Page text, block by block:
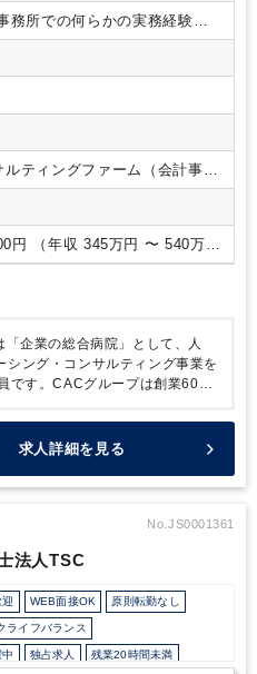
（弥生会計）への仕訳入力及
務申告書作成、各申告業務
（税務相談・節税対策のご提
れることからスタート。係長
として徐々に既存取引先の顧
、一般社員からの書類チェッ
・当法人は中小企業を中心に
多種多様な業種、個人・法人
1～2億円規模のクライアント
ほどのお客様もいらっしゃい
たい方やこれまでのご経験を
すめの求人です。
制度仕事に対しての頑張りや
を会社に伝えられる制度。あ
◆社内提案制度「新サービ
奨」として成績優秀者を表
議CACの未来について部
す。ここから誕生した社内制
務所での何らかの実務経験を
対応をされていた方を想定
ティングファーム（会計事務
「企業の総合病院」として、人
ング・コンサルティング事業を
です。CACグループは創業60年
社はグループの一員として、会員
側面から徹底サポートしていま
ます。 【2】充実した福利厚生
レッシュ休暇の30分単位取得可
士試験の試験費用の半額補助
他の制度も記載しておりますの
平な人事評価制度
き方も法令順守です。そのた
などはありません。ワークライフ
求人詳細を見る
No.JS0001361
法人TSC
WEB面接OK 原則転勤なし
ライフバランス
独占求人 残業20時間未満